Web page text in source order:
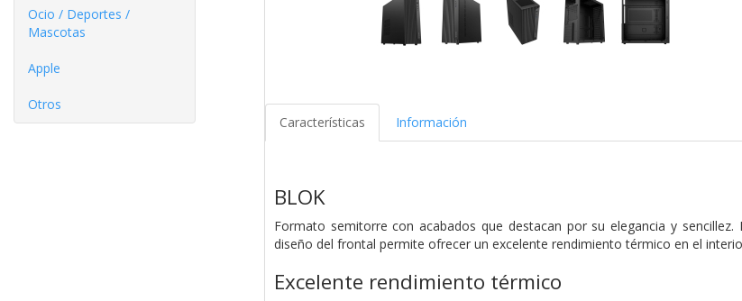
Ocio / Deportes /
Mascotas
Apple
Otros
Características Información
BLOK
Formato semitorre con acabados que destacan por su elegancia y
diseño del frontal permite ofrecer un excelente rendimiento térmico en el
Excelente rendimiento térmico